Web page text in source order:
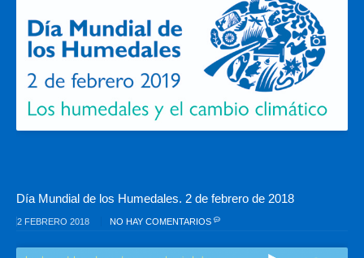
Día Mundial de los Humedales. 2 de febrero de 2018
2 FEBRERO 2018 NO HAY COMENTARIOS